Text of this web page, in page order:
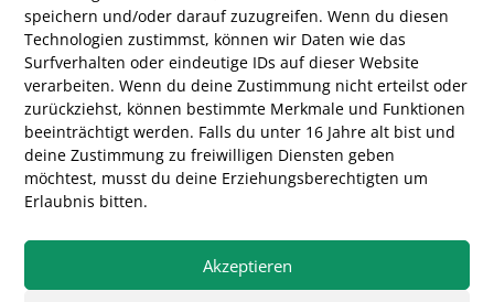
speichern und/oder darauf zuzugreifen. Wenn du diesen
Technologien zustimmst, können wir Daten wie das
Surfverhalten oder eindeutige IDs auf dieser Website
verarbeiten. Wenn du deine Zustimmung nicht erteilst oder
zurückziehst, können bestimmte Merkmale und Funktionen
beeinträchtigt werden. Falls du unter 16 Jahre alt bist und
deine Zustimmung zu freiwilligen Diensten geben
möchtest, musst du deine Erziehungsberechtigten um
Erlaubnis bitten.
Akzeptieren
Veranstaltung auf und im Anschluss nach
der Hochzeitsfeier wieder ab.
Der Discjockey sorgt für gute
Unterhaltung während des Abends
und unterstützt mit seinem Mischpult das
Brautpaar und die anwesenden Gäste bei
allen Programmpunkten wie